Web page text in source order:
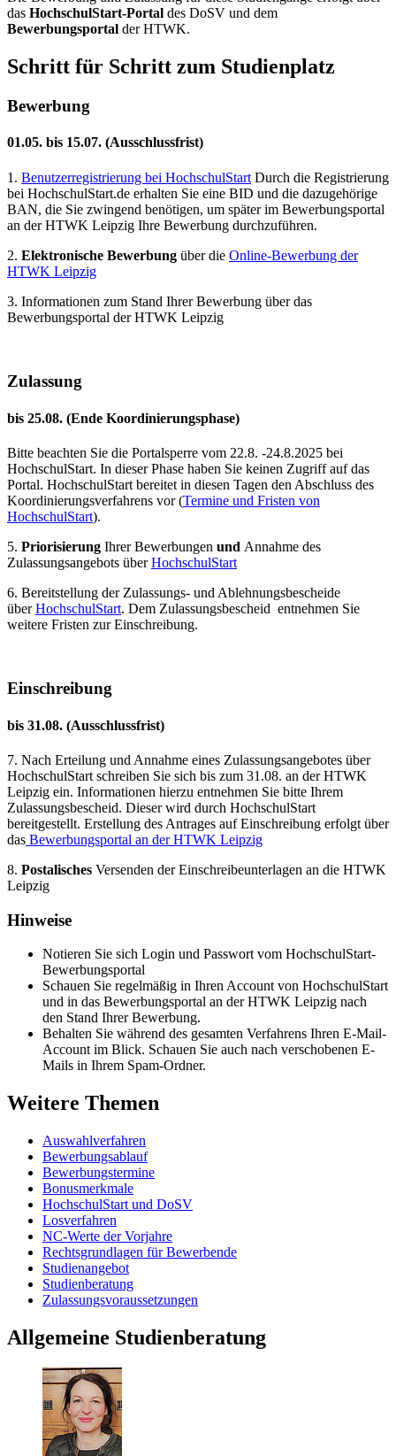
das HochschulStart-Portal des DoSV und dem
Bewerbungsportal der HTWK.
Schritt für Schritt zum Studienplatz
Bewerbung
01.05. bis 15.07. (Ausschlussfrist)
1. Benutzerregistrierung bei HochschulStart Durch die Registrierung
bei HochschulStart.de erhalten Sie eine BID und die dazugehörige
BAN, die Sie zwingend benötigen, um später im Bewerbungsportal
an der HTWK Leipzig Ihre Bewerbung durchzuführen.
2. Elektronische Bewerbung über die Online-Bewerbung der
HTWK Leipzig
3. Informationen zum Stand Ihrer Bewerbung über das
Bewerbungsportal der HTWK Leipzig
Zulassung
bis 25.08. (Ende Koordinierungsphase)
Bitte beachten Sie die Portalsperre vom 22.8. -24.8.2025 bei
HochschulStart. In dieser Phase haben Sie keinen Zugriff auf das
Portal. HochschulStart bereitet in diesen Tagen den Abschluss des
Koordinierungsverfahrens vor (Termine und Fristen von
HochschulStart).
5. Priorisierung Ihrer Bewerbungen und Annahme des
Zulassungsangebots überHochschulStart
6. Bereitstellung der Zulassungs- und Ablehnungsbescheide
überHochschulStart. Dem Zulassungsbescheid entnehmen Sie
weitere Fristen zur Einschreibung.
Einschreibung
bis 31.08. (Ausschlussfrist)
7. Nach Erteilung und Annahme eines Zulassungsangebotes über
HochschulStart schreiben Sie sich bis zum 31.08. an der HTWK
Leipzig ein. Informationen hierzu entnehmen Sie bitte Ihrem
Zulassungsbescheid. Dieser wird durch HochschulStart
bereitgestellt. Erstellung des Antrages auf Einschreibung erfolgt über
das Bewerbungsportal an der HTWK Leipzig
8. Postalisches Versenden der Einschreibeunterlagen an die HTWK
Leipzig
Hinweise
Notieren Sie sich Login und Passwort vom HochschulStart-
Bewerbungsportal
Schauen Sie regelmäßig in Ihren Account von HochschulStart
und in das Bewerbungsportal an der HTWK Leipzig nach
den Stand Ihrer Bewerbung.
Behalten Sie während des gesamten Verfahrens Ihren E-Mail-
Account im Blick. Schauen Sie auch nach verschobenen E-
Mails in Ihrem Spam-Ordner.
Weitere Themen
Auswahlverfahren
Bewerbungsablauf
Bewerbungstermine
Bonusmerkmale
HochschulStart und DoSV
Losverfahren
NC-Werte der Vorjahre
Rechtsgrundlagen für Bewerbende
Studienangebot
Studienberatung
Zulassungsvoraussetzungen
Allgemeine Studienberatung